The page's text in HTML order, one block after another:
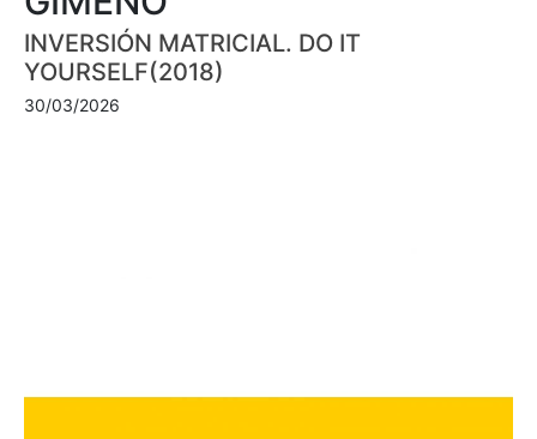
INVERSIÓN MATRICIAL. DO IT
YOURSELF(2018)
30/03/2026